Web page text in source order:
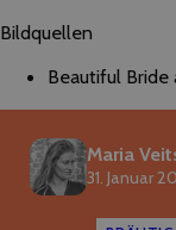
Bildquellen
Beautiful Bride
Maria
31. Januar